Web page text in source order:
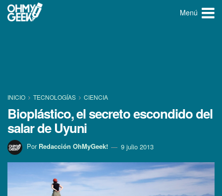
Menú
INICIO TECNOLOGÍ­AS CIENCIA
Bioplástico, el secreto escondido del
salar de Uyuni
Por Redacción OhMyGeek! 9 julio 2013